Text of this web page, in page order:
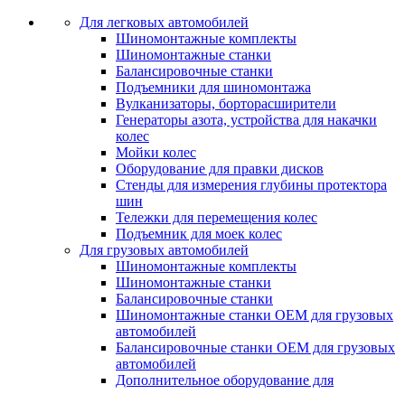
Для легковых автомобилей
Шиномонтажные комплекты
Шиномонтажные станки
Балансировочные станки
Подъемники для шиномонтажа
Вулканизаторы, борторасширители
Генераторы азота, устройства для накачки
колес
Мойки колес
Оборудование для правки дисков
Стенды для измерения глубины протектора
шин
Тележки для перемещения колес
Подъемник для моек колеc
Для грузовых автомобилей
Шиномонтажные комплекты
Шиномонтажные станки
Балансировочные станки
Шиномонтажные станки ОЕМ для грузовых
автомобилей
Балансировочные станки ОЕМ для грузовых
автомобилей
Дополнительное оборудование для